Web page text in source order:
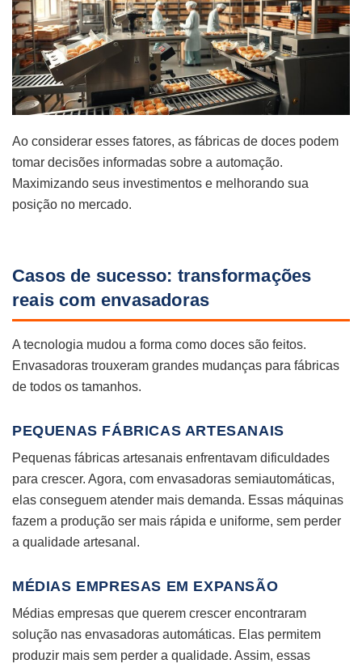
Ao considerar esses fatores, as fábricas de doces podem
tomar decisões informadas sobre a automação.
Maximizando seus investimentos e melhorando sua
posição no mercado.
Casos de sucesso: transformações
reais com envasadoras
A tecnologia mudou a forma como doces são feitos.
Envasadoras trouxeram grandes mudanças para fábricas
de todos os tamanhos.
PEQUENAS FÁBRICAS ARTESANAIS
Pequenas fábricas artesanais enfrentavam dificuldades
para crescer. Agora, com envasadoras semiautomáticas,
elas conseguem atender mais demanda. Essas máquinas
fazem a produção ser mais rápida e uniforme, sem perder
a qualidade artesanal.
MÉDIAS EMPRESAS EM EXPANSÃO
Médias empresas que querem crescer encontraram
solução nas envasadoras automáticas. Elas permitem
produzir mais sem perder a qualidade. Assim, essas